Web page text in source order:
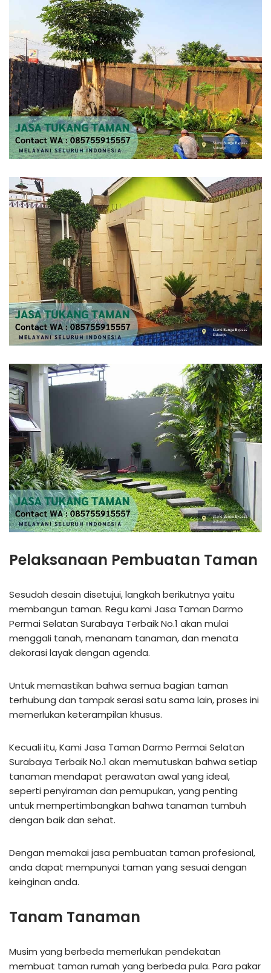
Pelaksanaan Pembuatan Taman
Sesudah desain disetujui, langkah berikutnya yaitu
membangun taman. Regu kami Jasa Taman Darmo
Permai Selatan Surabaya Terbaik No.1 akan mulai
menggali tanah, menanam tanaman, dan menata
dekorasi layak dengan agenda.
Untuk memastikan bahwa semua bagian taman
terhubung dan tampak serasi satu sama lain, proses ini
memerlukan keterampilan khusus.
Kecuali itu, Kami Jasa Taman Darmo Permai Selatan
Surabaya Terbaik No.1 akan memutuskan bahwa setiap
tanaman mendapat perawatan awal yang ideal,
seperti penyiraman dan pemupukan, yang penting
untuk mempertimbangkan bahwa tanaman tumbuh
dengan baik dan sehat.
Dengan memakai jasa pembuatan taman profesional,
anda dapat mempunyai taman yang sesuai dengan
keinginan anda.
Tanam Tanaman
Musim yang berbeda memerlukan pendekatan
membuat taman rumah yang berbeda pula. Para pakar